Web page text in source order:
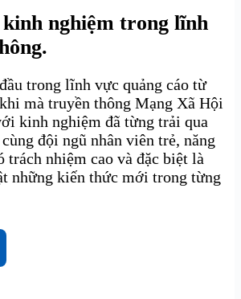
nghiệm trong lĩnh
trong lĩnh vực quảng cáo từ
mà truyền thông Mạng Xã Hội
kinh nghiệm đã từng trải qua
đội ngũ nhân viên trẻ, năng
trách nhiệm cao và đặc biệt là
những kiến thức mới trong từng